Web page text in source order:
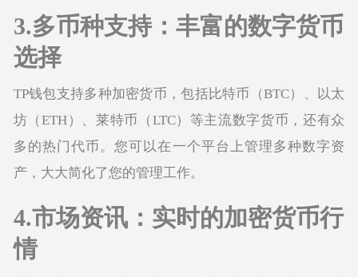
3.多币种支持：丰富的数字货币
选择
TP钱包支持多种加密货币，包括比特币（BTC）、以太
坊（ETH）、莱特币（LTC）等主流数字货币，还有众
多的热门代币。您可以在一个平台上管理多种数字资
产，大大简化了您的管理工作。
4.市场资讯：实时的加密货币行
情